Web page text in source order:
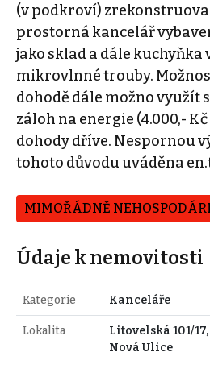
(v podkroví)
prostorná kancelář
jako sklad a dále
mikrovlnné trouby.
dohodě dále možno využít
záloh na energie (4.000,-
dohody dříve. Nespornou
tohoto důvodu uváděna
MIMOŘÁDNĚ
Údaje k nemovitosti
Kategorie Kanceláře
Lokalita
Litovelská 101/
Nová Ulice